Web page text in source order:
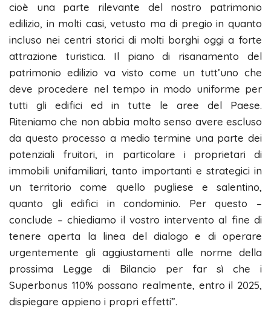
cioè una parte rilevante del nostro patrimonio
edilizio, in molti casi, vetusto ma di pregio in quanto
incluso nei centri storici di molti borghi oggi a forte
attrazione turistica. Il piano di risanamento del
patrimonio edilizio va visto come un tutt’uno che
deve procedere nel tempo in modo uniforme per
tutti gli edifici ed in tutte le aree del Paese.
Riteniamo che non abbia molto senso avere escluso
da questo processo a medio termine una parte dei
potenziali fruitori, in particolare i proprietari di
immobili unifamiliari, tanto importanti e strategici in
un territorio come quello pugliese e salentino,
quanto gli edifici in condominio. Per questo –
conclude – chiediamo il vostro intervento al fine di
tenere aperta la linea del dialogo e di operare
urgentemente gli aggiustamenti alle norme della
prossima Legge di Bilancio per far sì che i
Superbonus 110% possano realmente, entro il 2025,
dispiegare appieno i propri effetti”.